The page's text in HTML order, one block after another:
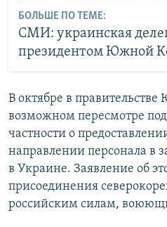
БОЛЬШЕ ПО ТЕМЕ:
СМИ: украинская
президентом Южной
В октябре в
возможном пересмотре
частности о
направлении персонала в
в Украине. Заявление об
присоединения
российским силам,